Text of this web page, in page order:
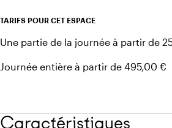
TARIFS POUR CET ESPACE
Une partie de la journée à partir de
Journée entière à partir de 495,00 €
Caractéristiques